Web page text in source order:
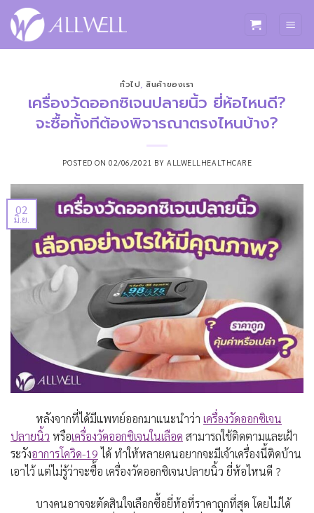
ข้าม
ไป
ทั่วไป,สินค้าของเรา
เครื่องวัดออกซิเจนปลายนิ้ว ยี่ห้อไหนดี?
จะซื้อทั้งทีต้องพิจารณาตรงไหนบ้าง?
POSTED ON02/06/2021 BY ALLWELLHEALTHCARE
02
มิ.ย.
หลังจากที่ได้มีแพทย์ออกมาแนะนำว่า เครื่องวัดออกซิเจน
ปลายนิ้ว หรือเครื่องวัดออกซิเจนในเลือด สามารถใช้ติดตามและเฝ้า
ระวังอาการโควิด-19ได้ ทำให้หลายคนอยากจะมีเจ้าเครื่องนี้ติดบ้าน
เอาไว้ แต่ไม่รู้ว่าจะซื้อ เครื่องวัดออกซิเจนปลายนิ้ว ยี่ห้อไหนดี ?
บางคนอาจจะตัดสินใจเลือกซื้อยี่ห้อที่ราคาถูกที่สุด โดยไม่ได้